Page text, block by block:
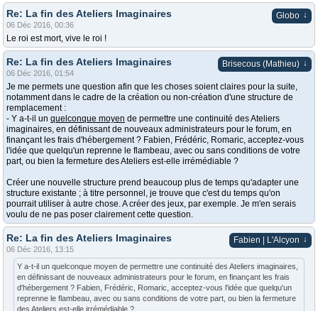
Globo ↓
Re: La fin des Ateliers Imaginaires
06 Déc 2016, 00:36
Le roi est mort, vive le roi !
Brisecous (Mathieu) ↓
Re: La fin des Ateliers Imaginaires
06 Déc 2016, 01:54
Je me permets une question afin que les choses soient claires pour la suite,
notamment dans le cadre de la création ou non-création d'une structure de
remplacement :
- Y a-t-il un quelconque moyen de permettre une continuité des Ateliers
imaginaires, en définissant de nouveaux administrateurs pour le forum, en
finançant les frais d'hébergement ? Fabien, Frédéric, Romaric, acceptez-vous
l'idée que quelqu'un reprenne le flambeau, avec ou sans conditions de votre
part, ou bien la fermeture des Ateliers est-elle irrémédiable ?
Créer une nouvelle structure prend beaucoup plus de temps qu'adapter une
structure existante ; à titre personnel, je trouve que c'est du temps qu'on
pourrait utiliser à autre chose. A créer des jeux, par exemple. Je m'en serais
voulu de ne pas poser clairement cette question.
Fabien | L'Alcyon ↓
Re: La fin des Ateliers Imaginaires
06 Déc 2016, 13:15
Y a-t-il un quelconque moyen de permettre une continuité des Ateliers imaginaires,
en définissant de nouveaux administrateurs pour le forum, en finançant les frais
d'hébergement ? Fabien, Frédéric, Romaric, acceptez-vous l'idée que quelqu'un
reprenne le flambeau, avec ou sans conditions de votre part, ou bien la fermeture
des Ateliers est-elle irrémédiable ?